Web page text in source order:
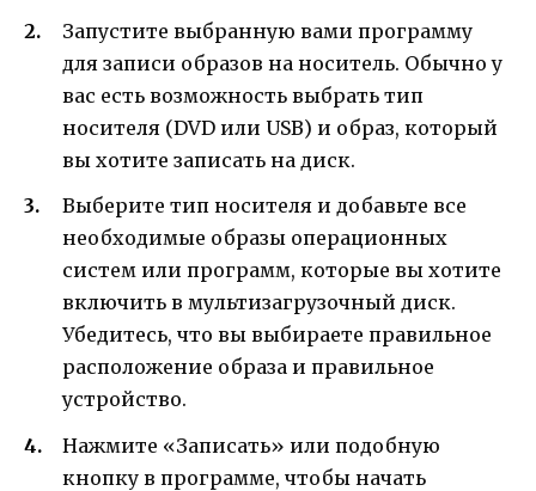
Запустите выбранную вами программу
для записи образов на носитель. Обычно у
вас есть возможность выбрать тип
носителя (DVD или USB) и образ, который
вы хотите записать на диск.
Выберите тип носителя и добавьте все
необходимые образы операционных
систем или программ, которые вы хотите
включить в мультизагрузочный диск.
Убедитесь, что вы выбираете правильное
расположение образа и правильное
устройство.
Нажмите «Записать» или подобную
кнопку в программе, чтобы начать